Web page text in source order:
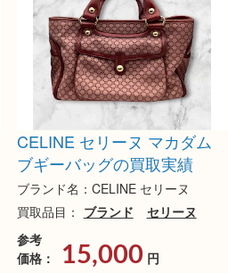
CELINE セリーヌ マカダム
ブギーバッグの買取実績
ブランド名：CELINE セリーヌ
買取品目： ブランド
セリーヌ
参考
価格：
15,000 円